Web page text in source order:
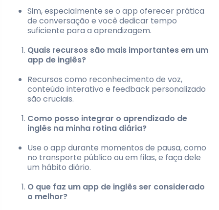
Sim, especialmente se o app oferecer prática
de conversação e você dedicar tempo
suficiente para a aprendizagem.
Quais recursos são mais importantes em um
app de inglês?
Recursos como reconhecimento de voz,
conteúdo interativo e feedback personalizado
são cruciais.
Como posso integrar o aprendizado de
inglês na minha rotina diária?
Use o app durante momentos de pausa, como
no transporte público ou em filas, e faça dele
um hábito diário.
O que faz um app de inglês ser considerado
o melhor?